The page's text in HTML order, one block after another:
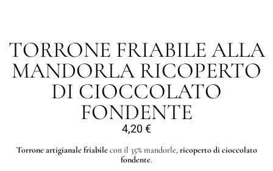
TORRONE FRIABILE ALLA
MANDORLA RICOPERTO
DI CIOCCOLATO
FONDENTE
4,20€
Torrone artigianale friabilecon il 35% mandorle,ricoperto di cioccolato
fondente.